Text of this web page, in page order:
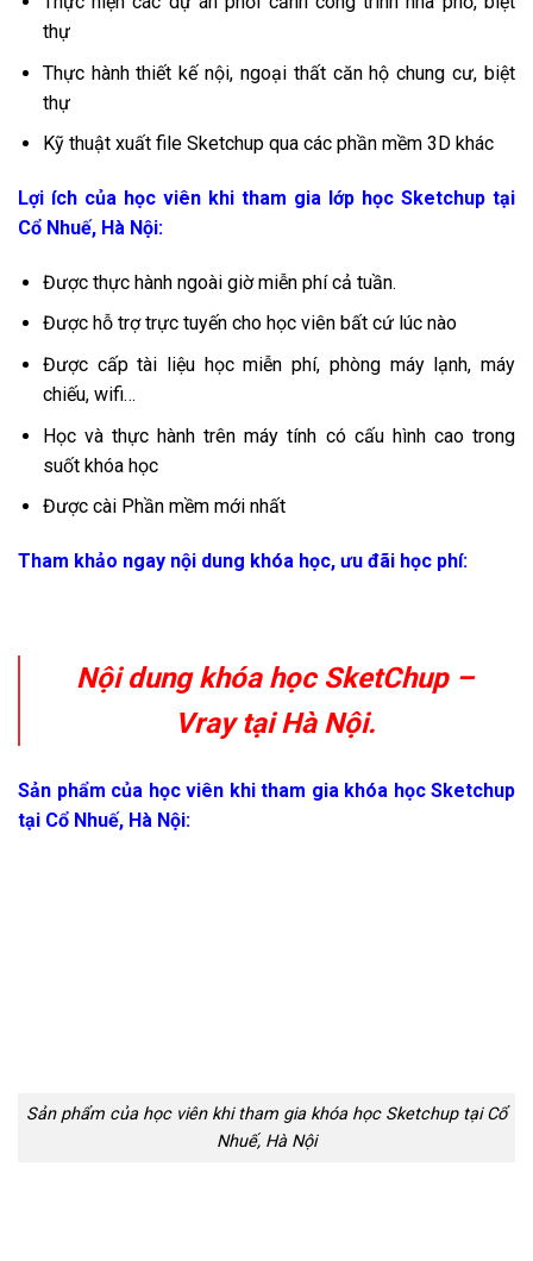
thự
Thực hành thiết kế nội, ngoại thất căn hộ chung cư, biệt
thự
Kỹ thuật xuất file Sketchup qua các phần mềm 3D khác
Lợi ích của học viên khi tham gia lớp học Sketchup tại
Cổ Nhuế, Hà Nội:
Được thực hành ngoài giờ miễn phí cả tuần.
Được hỗ trợ trực tuyến cho học viên bất cứ lúc nào
Được cấp tài liệu học miễn phí, phòng máy lạnh, máy
chiếu, wifi…
Học và thực hành trên máy tính có cấu hình cao trong
suốt khóa học
Được cài Phần mềm mới nhất
Tham khảo ngay nội dung khóa học, ưu đãi học phí:
Nội dung khóa học SketChup –
Vray tại Hà Nội.
Sản phẩm của học viên khi tham gia khóa học Sketchup
tại Cổ Nhuế, Hà Nội:
Sản phẩm của học viên khi tham gia khóa học Sketchup tại Cổ
Nhuế, Hà Nội